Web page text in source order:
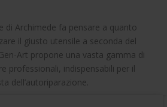
di Archimede fa pensare a quanto
il giusto utensile a seconda del
Art propone una vasta gamma di
professionali, indispensabili per il
dell’autoriparazione.